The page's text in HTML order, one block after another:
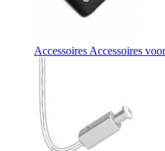
AccessoiresAccessoires